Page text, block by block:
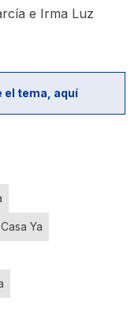
e Irma Luz
el tema, aquí
Ya